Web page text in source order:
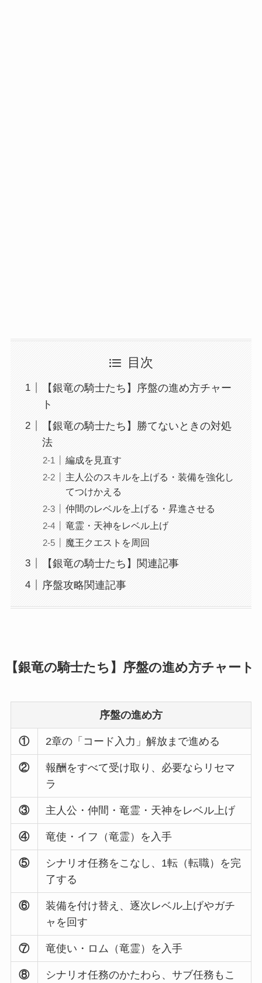
目次
【銀竜の騎士たち】序盤の進め方チャー
ト
【銀竜の騎士たち】勝てないときの対処
法
編成を見直す
主人公のスキルを上げる・装備を強化し
てつけかえる
仲間のレベルを上げる・昇進させる
竜霊・天神をレベル上げ
魔王クエストを周回
【銀竜の騎士たち】関連記事
序盤攻略関連記事
【銀竜の騎士たち】序盤の進め方チャート
序盤の進め方
① 2章の「コード入力」解放まで進める
②
報酬をすべて受け取り、必要ならリセマ
ラ
③ 主人公・仲間・竜霊・天神をレベル上げ
④ 竜使・イフ（竜霊）を入手
⑤
シナリオ任務をこなし、1転（転職）を完
了する
⑥
装備を付け替え、逐次レベル上げやガチ
ャを回す
⑦ 竜使い・ロム（竜霊）を入手
⑧ シナリオ任務のかたわら、サブ任務もこ